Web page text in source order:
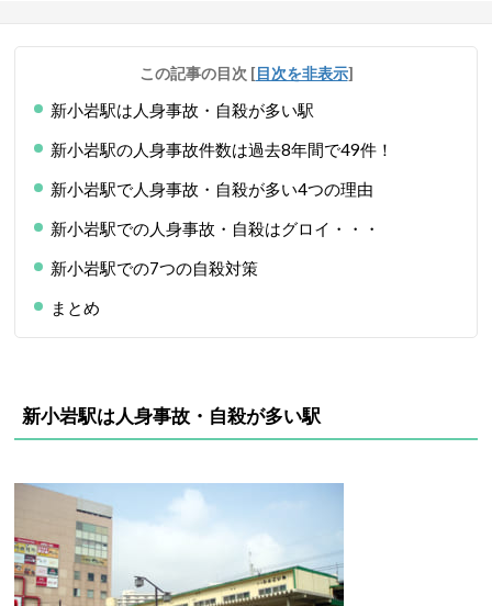
この記事の目次 [目次を非表示]
新小岩駅は人身事故・自殺が多い駅
新小岩駅の人身事故件数は過去8年間で49件！
新小岩駅で人身事故・自殺が多い4つの理由
新小岩駅での人身事故・自殺はグロイ・・・
新小岩駅での7つの自殺対策
まとめ
新小岩駅は人身事故・自殺が多い駅